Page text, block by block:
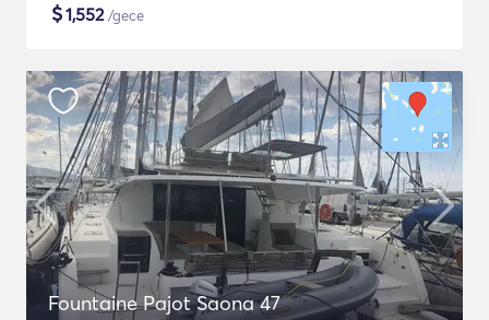
$1,552/gece
Fountaine Pajot Saona 47